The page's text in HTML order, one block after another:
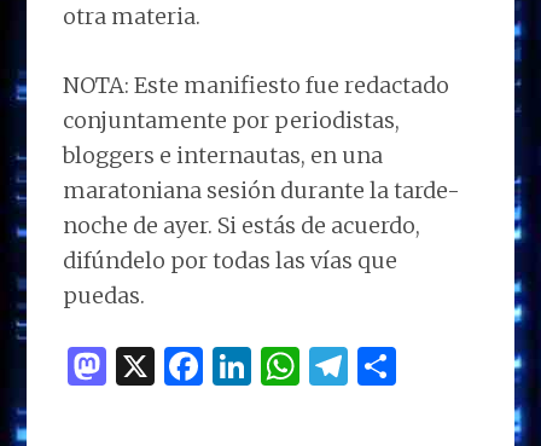
otra materia.
NOTA: Este manifiesto fue redactado
conjuntamente por periodistas,
bloggers e internautas, en una
maratoniana sesión durante la tarde-
noche de ayer. Si estás de acuerdo,
difúndelo por todas las vías que
puedas.
M X F
Li W T